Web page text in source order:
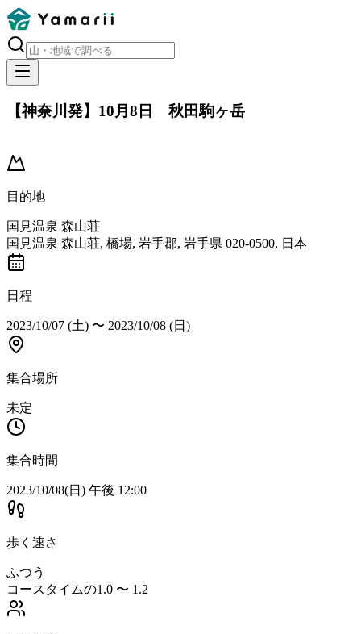
【神奈川発】10月8日 秋田駒ヶ岳
目的地
国見温泉 森山荘
国見温泉 森山荘, 橋場, 岩手郡, 岩手県 020-0500, 日本
日程
2023/10/07 (土) 〜 2023/10/08 (日)
集合場所
未定
集合時間
2023/10/08(日) 午後 12:00
歩く速さ
ふつう
コースタイムの1.0 〜 1.2